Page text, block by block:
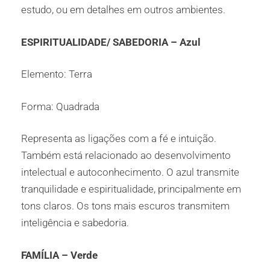
estudo, ou em detalhes em outros ambientes.
ESPIRITUALIDADE/ SABEDORIA – Azul
Elemento: Terra
Forma: Quadrada
Representa as ligações com a fé e intuição.
Também está relacionado ao desenvolvimento
intelectual e autoconhecimento. O azul transmite
tranquilidade e espiritualidade, principalmente em
tons claros. Os tons mais escuros transmitem
inteligência e sabedoria.
FAMÍLIA – Verde